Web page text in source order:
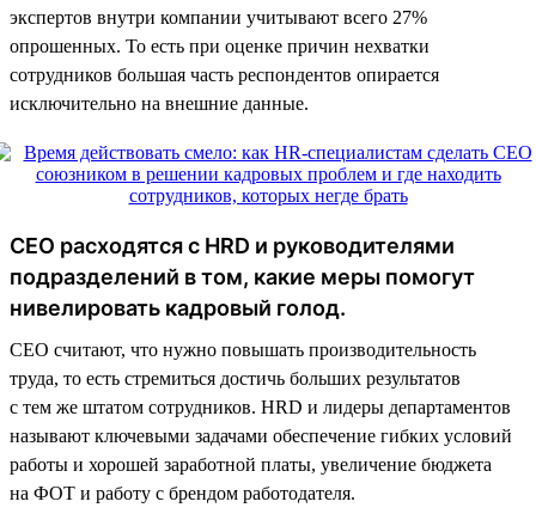
экспертов внутри компании учитывают всего 27%
опрошенных. То есть при оценке причин нехватки
сотрудников большая часть респондентов опирается
исключительно на внешние данные.
CEO расходятся с HRD и руководителями
подразделений в том, какие меры помогут
нивелировать кадровый голод.
СЕО считают, что нужно повышать производительность
труда, то есть стремиться достичь больших результатов
с тем же штатом сотрудников. HRD и лидеры департаментов
называют ключевыми задачами обеспечение гибких условий
работы и хорошей заработной платы, увеличение бюджета
на ФОТ и работу с брендом работодателя.